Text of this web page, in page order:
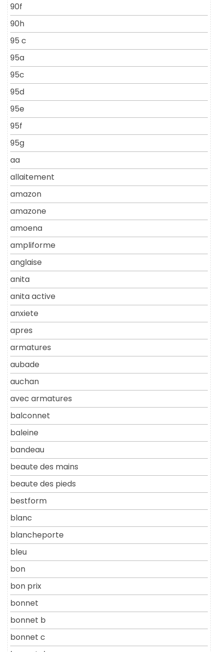
90f
90h
95 c
95a
95c
95d
95e
95f
95g
aa
allaitement
amazon
amazone
amoena
ampliforme
anglaise
anita
anita active
anxiete
apres
armatures
aubade
auchan
avec armatures
balconnet
baleine
bandeau
beaute des mains
beaute des pieds
bestform
blanc
blancheporte
bleu
bon
bon prix
bonnet
bonnet b
bonnet c